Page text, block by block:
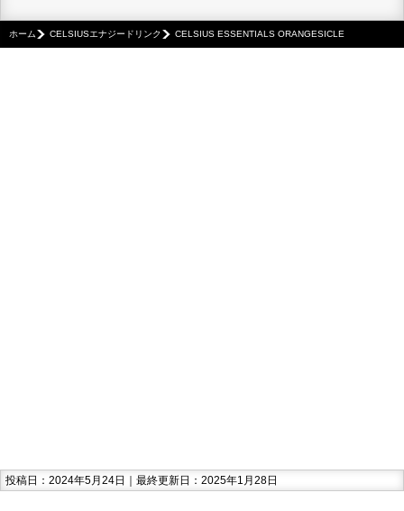
ホーム CELSIUSエナジードリンク CELSIUS ESSENTIALS ORANGESICLE
投稿日：2024年5月24日｜最終更新日：2025年1月28日